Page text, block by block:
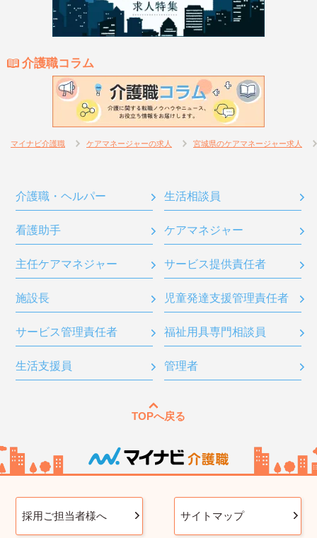
介護職コラム
マイナビ介護職 ケアマネージャーの求人 宮城県のケアマネージャー求人
介護職・ヘルパー 生活相談員
看護助手 ケアマネジャー
主任ケアマネジャー サービス提供責任者
施設長 児童発達支援管理責任者
サービス管理責任者 福祉用具専門相談員
生活支援員 管理者
TOPへ戻る
採用ご担当者様へ サイトマップ